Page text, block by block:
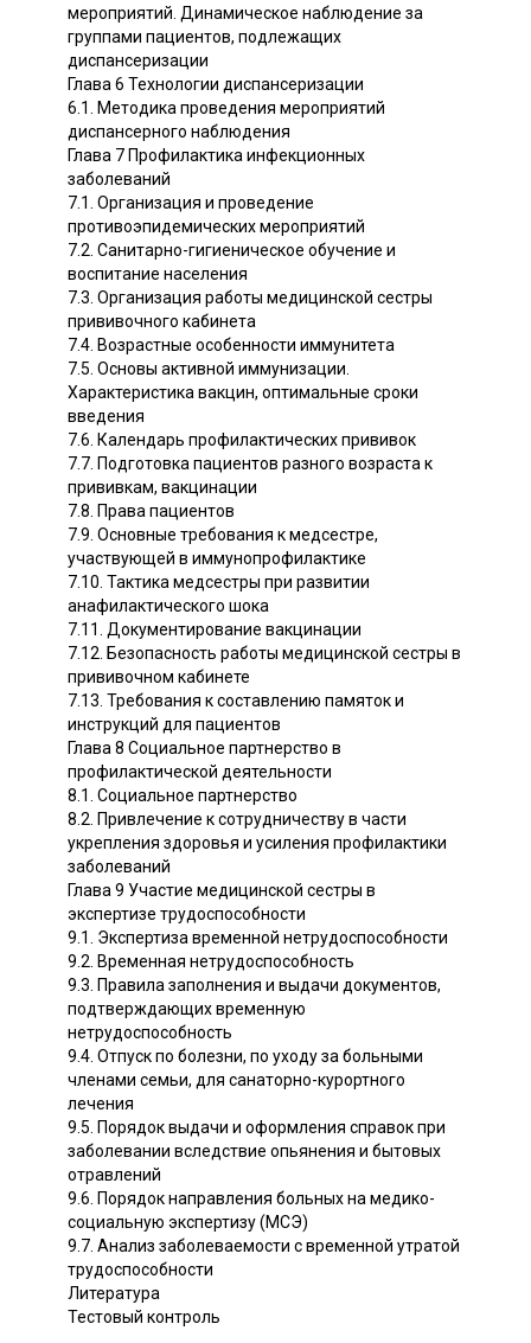
мероприятий. Динамическое наблюдение за
группами пациентов, подлежащих
диспансеризации
Глава 6 Технологии диспансеризации
6.1. Методика проведения мероприятий
диспансерного наблюдения
Глава 7 Профилактика инфекционных
заболеваний
7.1. Организация и проведение
противоэпидемических мероприятий
7.2. Санитарно-гигиеническое обучение и
воспитание населения
7.3. Организация работы медицинской сестры
прививочного кабинета
7.4. Возрастные особенности иммунитета
7.5. Основы активной иммунизации.
Характеристика вакцин, оптимальные сроки
введения
7.6. Календарь профилактических прививок
7.7. Подготовка пациентов разного возраста к
прививкам, вакцинации
7.8. Права пациентов
7.9. Основные требования к медсестре,
участвующей в иммунопрофилактике
7.10. Тактика медсестры при развитии
анафилактического шока
7.11. Документирование вакцинации
7.12. Безопасность работы медицинской сестры в
прививочном кабинете
7.13. Требования к составлению памяток и
инструкций для пациентов
Глава 8 Социальное партнерство в
профилактической деятельности
8.1. Социальное партнерство
8.2. Привлечение к сотрудничеству в части
укрепления здоровья и усиления профилактики
заболеваний
Глава 9 Участие медицинской сестры в
экспертизе трудоспособности
9.1. Экспертиза временной нетрудоспособности
9.2. Временная нетрудоспособность
9.3. Правила заполнения и выдачи документов,
подтверждающих временную
нетрудоспособность
9.4. Отпуск по болезни, по уходу за больными
членами семьи, для санаторно-курортного
лечения
9.5. Порядок выдачи и оформления справок при
заболевании вследствие опьянения и бытовых
отравлений
9.6. Порядок направления больных на медико-
социальную экспертизу (МСЭ)
9.7. Анализ заболеваемости с временной утратой
трудоспособности
Литература
Тестовый контроль